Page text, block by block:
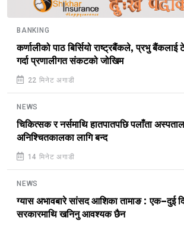
BANKING
कर्णालीको पाठ बिर्सियो राष्ट्रबैंकले, प्रभु
गर्दा प्रणालीगत संकटको जोखिम
22 मिनेट अगाडी
NEWS
चिकित्सक र नर्समाथि हातपातपछि पलाँता
अनिश्चितकालका लागि बन्द
14 मिनेट अगाडी
NEWS
ग्यास अभावबारे सांसद आशिका तामाङ : एक–दुई
सरकारमाथि खनिनु आवश्यक छैन